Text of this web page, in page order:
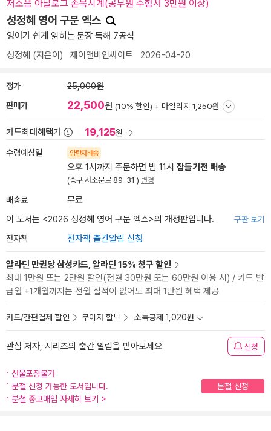
저소음 아날로그 손목시계(공무원 수험서 3만원 이상)
성정혜 영어 구문 엑스
영어가 쉽게 읽히는 문장 독해 7공식
성정혜 (지은이) 제이앤비인싸이트 2026-04-20
정가 25,000원
판매가 22,500원 (10% 할인) + 마일리지 1,250원
카드최대혜택가 19,125원
수령예상일 양탄자배송
오후 1시까지 주문하면 밤 11시 잠들기전 배송
(중구 서소문로 89-31 ) 변경
배송료
무료
이 도서는 <2026 성정혜 영어 구문 엑스>의 개정판입니다. 구판 보기
전자책 전자책 출간알림 신청
알라딘 만권당 삼성카드, 알라딘 15% 청구 할인
최대 1만원 또는 2만원 할인(전월 30만원 또는 60만원 이용 시) / 카드 발
급월 +1개월까지는 전월 실적이 없어도 최대 1만원 혜택 제공
카드/간편결제 할인 무이자 할부 소득공제 1,020원
관심 저자, 시리즈의 출간 알림을 받아보세요 신청
선물포장불가
분철 신청 가능한 도서입니다.
분철 신청
분철 중고매입 자세히 보기 >